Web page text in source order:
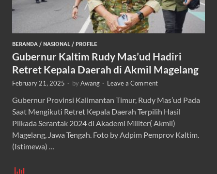
BERANDA / NASIONAL / PROFILE
Gubernur Kaltim Rudy Mas’ud Hadiri
Retret Kepala Daerah di Akmil Magelang
February 21, 2025 - byAwang - Leave a Comment
Gubernur Provinsi Kalimantan Timur, Rudy Mas’ud Pada
Saat Mengikuti Retret Kepala Daerah Terpilih Hasil
Pilkada Serantak 2024 di Akademi Militer( Akmil)
Magelang, Jawa Tengah. Foto by Adpim Pemprov Kaltim.
(Istimewa) …